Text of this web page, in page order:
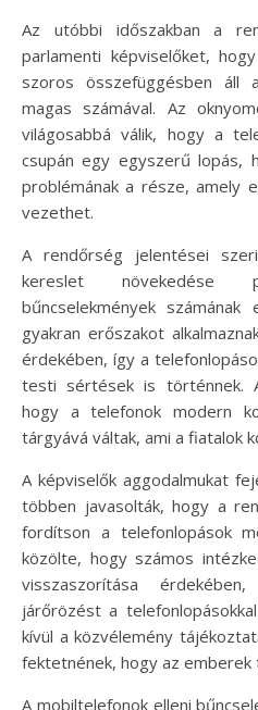
Az utóbbi időszakban a rendőrség figyelmeztette a
parlamenti képviselőket,
szoros összefüggésben áll
magas számával. Az
világosabbá válik, hogy a
csupán egy egyszerű lopás,
problémának a része, amely
vezethet.
A rendőrség jelentései
kereslet növekedése
bűncselekmények számának
gyakran erőszakot
érdekében, így a
testi sértések is történnek.
hogy a telefonok modern
tárgyává váltak, ami a fiatalok
A képviselők aggodalmukat
többen javasolták, hogy a
fordítson a telefonlopások
közölte, hogy számos
visszaszorítása
járőrözést a
kívül a közvélemény
fektetnének, hogy az
A mobiltelefonok elleni